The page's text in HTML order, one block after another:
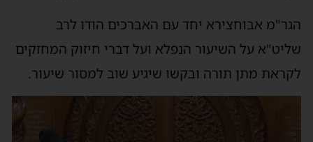
הגר"מ אבוחצירא יחד עם האברכים הודו לרב
שליט"א על השיעור הנפלא ועל דברי חיזוק המחזקים
לקראת מתן תורה ובקשו שיגיע שוב למסור שיעור.